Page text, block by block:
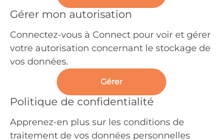
Gérer mon autorisation
Connectez-vous à Connect pour voir et gérer
votre autorisation concernant le stockage de
vos données.
Gérer
Politique de confidentialité
Apprenez-en plus sur les conditions de
traitement de vos données personnelles